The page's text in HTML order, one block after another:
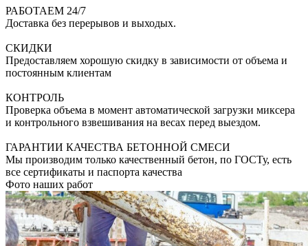
РАБОТАЕМ 24/7
Доставка без перерывов и выходых.
СКИДКИ
Предоставляем хорошую скидку в зависимости от объема и
постоянным клиентам
КОНТРОЛЬ
Проверка объема в момент автоматической загрузки миксера
и контрольного взвешивания на весах перед выездом.
ГАРАНТИИ КАЧЕСТВА БЕТОННОЙ СМЕСИ
Мы производим только качественный бетон, по ГОСТу, есть
все сертификаты и паспорта качества
Фото наших работ